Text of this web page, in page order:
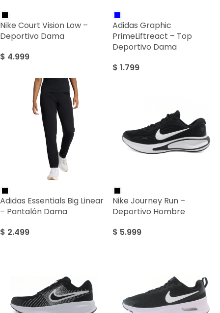
Nike Court Vision Low –
Deportivo Dama
$ 4.999
Adidas Graphic
PrimeLiftreact – Top
Deportivo Dama
$ 1.799
Adidas Essentials Big Linear
– Pantalón Dama
$ 2.499
Nike Journey Run –
Deportivo Hombre
$ 5.999